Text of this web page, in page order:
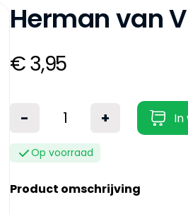
Herman van
€ 3,95
- + In
Op voorraad
Product omschrijving